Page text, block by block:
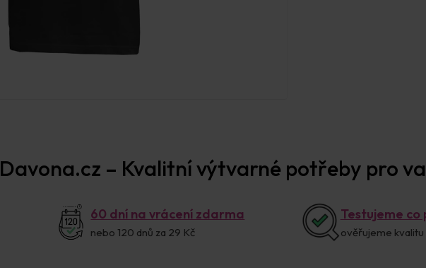
Davona.cz – Kvalitní výtvarné potřeby pro
60 dní na vrácení zdarma
nebo 120 dnů za 29 Kč
Testujeme
ověřujeme